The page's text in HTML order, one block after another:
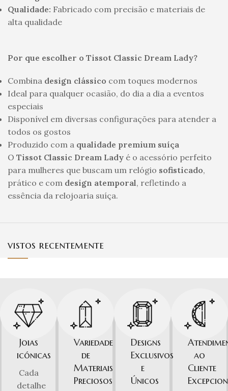
Qualidade: Fabricado com precisão e materiais de
alta qualidade
Por que escolher o Tissot Classic Dream Lady?
Combina design clássico com toques modernos
Ideal para qualquer ocasião, do dia a dia a eventos
especiais
Disponível em diversas configurações para atender a
todos os gostos
Produzido com a qualidade premium suíça
O Tissot Classic Dream Lady é o acessório perfeito
para mulheres que buscam um relógio sofisticado,
prático e com design atemporal, refletindo a
essência da relojoaria suíça.
vistos recentemente
Joias
icónicas
Cada
detalhe
Variedade
de
Materiais
Preciosos
Designs
Exclusivos
e
Únicos
ao
Cliente